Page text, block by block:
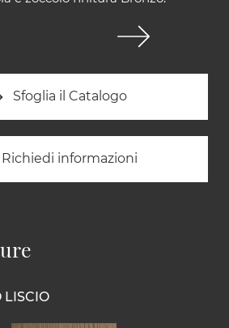
Sfoglia il Catalogo
Richiedi informazioni
LISCIO